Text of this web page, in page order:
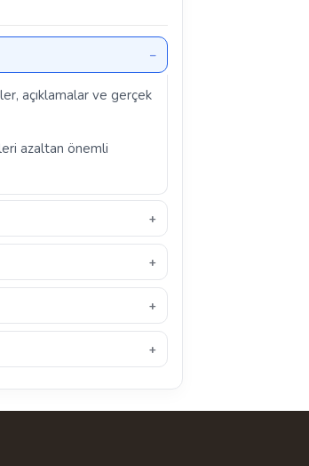
açıklamalar ve gerçek
azaltan önemli